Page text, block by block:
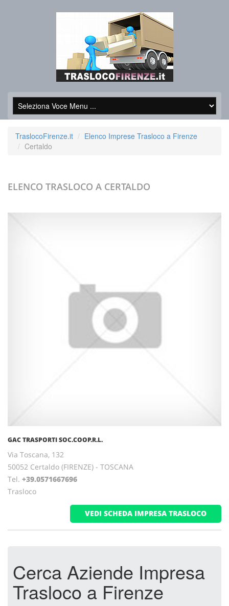
TraslocoFirenze.it
Elenco Imprese Trasloco a Firenze
Certaldo
ELENCO TRASLOCO A CERTALDO
GAC TRASPORTI SOC.COOP.R.L.
Via Toscana, 132
50052 Certaldo (FIRENZE) - TOSCANA
Tel. +39.0571667696
Trasloco
VEDI SCHEDA IMPRESA TRASLOCO
Cerca Aziende Impresa
Trasloco a Firenze